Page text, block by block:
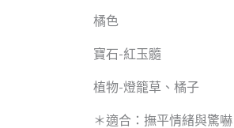
橘色
寶石-紅玉髓
植物-燈籠草、橘子
＊適合：撫平情緒與驚嚇